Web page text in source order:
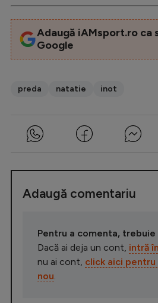
Adaugă iAMsport.ro ca
Google
preda natatie inot
Adaugă comentariu
Pentru a comenta,
Dacă ai deja un cont, intră
nu ai cont, click aici pentru
nou.